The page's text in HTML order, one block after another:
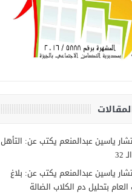
ياسين عبدالمنعم يكتب عن: التأهل
ياسين عبدالمنعم يكتب عن: بلاغ
العام بتحليل دم الكلاب الضالة